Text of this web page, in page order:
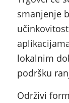
smanjenje
lokalnim
podršku
Održivi